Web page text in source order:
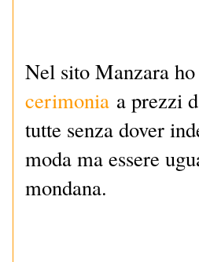
Nel sito Manzara
cerimonia a prezzi
tutte senza dover
moda ma essere
mondana.